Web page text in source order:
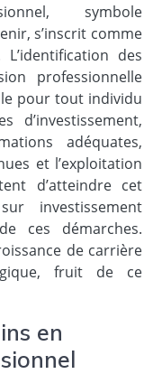
symbole
s’inscrit comme
des
professionnelle
pour tout individu
d’investissement,
adéquates,
et l’exploitation
d’atteindre cet
investissement
ces démarches.
de carrière
fruit de ce
en